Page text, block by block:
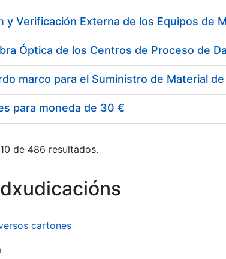
para moneda de 30 €
de 486 resultados.
cartones